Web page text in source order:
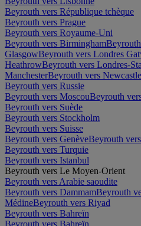
Beyrouth vers République tchèque
Beyrouth vers Prague
Beyrouth vers Royaume-Uni
Beyrouth vers Birmingham
GlasgowBeyrouth vers Londres
HeathrowBeyrouth vers Londres-
ManchesterBeyrouth vers Newcastle
Beyrouth vers Russie
Beyrouth vers MoscouBeyrouth
Beyrouth vers Suède
Beyrouth vers Stockholm
Beyrouth vers Suisse
Beyrouth vers GenèveBeyrouth
Beyrouth vers Turquie
Beyrouth vers Istanbul
Beyrouth vers Le Moyen-Orient
Beyrouth vers Arabie saoudite
Beyrouth vers DammamBeyrouth
MédineBeyrouth vers Riyad
Beyrouth vers Bahreïn
Beyrouth vers Bahreïn